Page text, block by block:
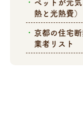
熱と光熱費）
京都の住宅
業者リスト